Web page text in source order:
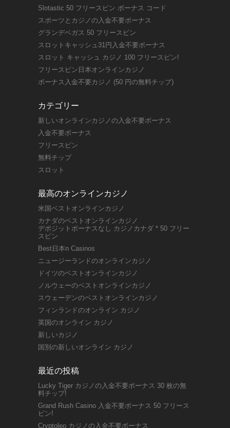
Slotastic 50 フリースピン ボーナス コード
スポーツとカジノの入金不要ボーナス
グランデベガス 50 フリースピン
スロットキャッシュ31円入金不要ボーナス
スロット キャッシュ カジノ 100 フリースピン!
フリースピン日本オンラインカジノ
ボーナス入金不要カジノ (50 円の無料チップ)
カテゴリー
新しいオンラインカジノの入金不要ボーナス
入金不要ボーナス
フリースピン
無料チップ
スロット
最高のオンラインカジノ
米国ベストオンラインカジノ
カナダのベストオンラインカジノ
デポジットボーナスなし カジノカナダ * 50 フリー
スピン
Best日本n Casinos
ニュージーランドのオンラインカジノ
ドイツのベストオンラインカジノ
ノルウェーのベストオンラインカジノ
スウェーデンのベストオンラインカジノ
フィンランドのオンライン カジノ
英国のオンライン カジノ
新しいカジノ
国別の新しいオンライン カジノ
最近の投稿
Lucky Tiger カジノの入金不要ボーナス 30 枚の無
料チップ!
Grand Rush Casino 入金不要ボーナス 50 フリース
ピン!
Cryptoleo カジノの入金不要ボーナス